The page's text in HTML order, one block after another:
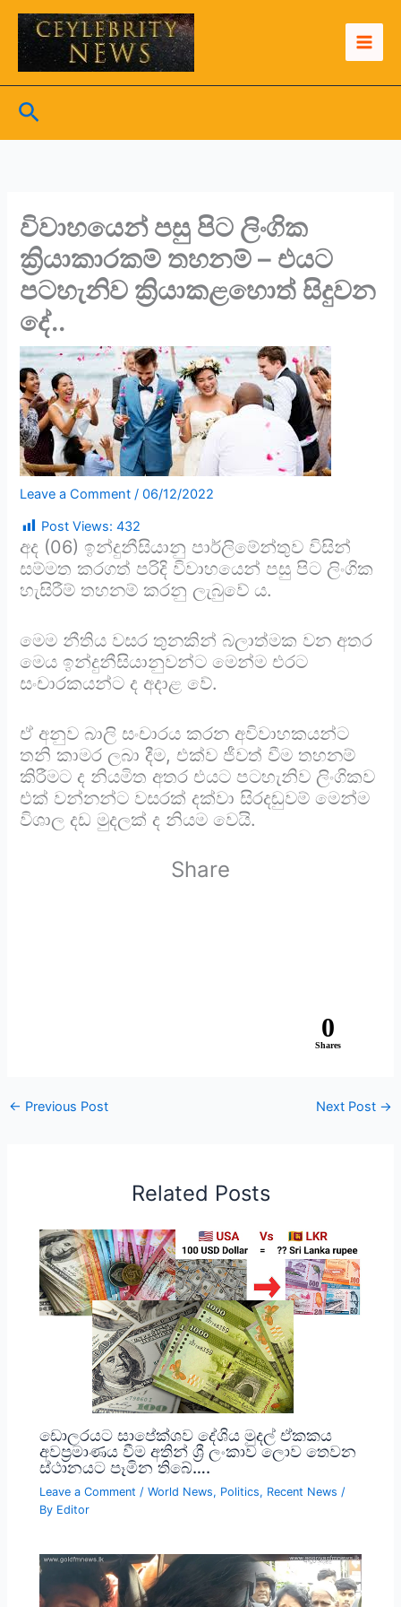
Skip
content
Search
විවාහයෙන් පසු පිට ලිංගික
ක්‍රියාකාරකම් තහනම් – එයට
පටහැනිව ක්‍රියාකළහොත් සිදුවන
දේ..
Leave a Comment /06/12/2022
Post Views: 432
අද (06) ඉන්දුනීසියානු පාර්ලිමේන්තුව විසින්
සම්මත කරගත් පරිදි විවාහයෙන් පසු පිට ලිංගික
හැසිරීම් තහනම් කරනු ලැබුවේ ය.
මෙම නීතිය වසර තුනකින් බලාත්මක වන අතර
මෙය ඉන්දුනීසියානුවන්ට මෙන්ම එරට
සංචාරකයන්ට ද අදාළ වේ.
ඒ අනුව බාලි සංචාරය කරන අවිවාහකයන්ට
තනි කාමර ලබා දීම, එක්ව ජීවත් වීම තහනම්
කිරීමට ද නියමිත අතර එයට පටහැනිව ලිංගිකව
එක් වන්නන්ට වසරක් දක්වා සිරදඬුවම් මෙන්ම
විශාල දඩ මුදලක් ද නියම වෙයි.
Share
0
Shares
← Previous Post Next Post →
Related Posts
ඩොලරයට සාපේක්ශව දේශිය මුදල් ඒකකය
අවප්‍රමාණය වීම අතින් ශ්‍රී ලංකාව ලොව තෙවන
ස්ථානයට පෑමින තිබේ….
Leave a Comment /World News, Politics, Recent News /
By Editor